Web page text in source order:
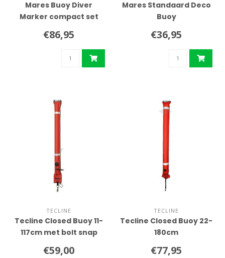
Mares Buoy Diver
Marker compact set
€86,95
Mares Standaard Deco
Buoy
€36,95
TECLINE
Tecline Closed Buoy 11-
117cm met bolt snap
€59,00
TECLINE
Tecline Closed Buoy 22-
180cm
€77,95